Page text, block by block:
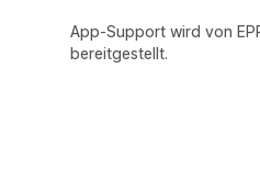
App-Support wird von
bereitgestellt.